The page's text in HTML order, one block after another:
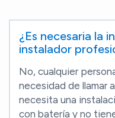
¿Es necesaria la
instalador
No, cualquier
necesidad de llamar
necesita una
con batería y no